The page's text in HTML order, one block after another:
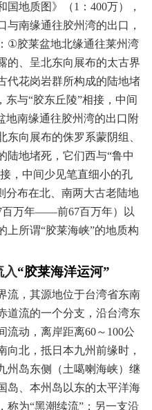
国地质图》（1 ： 400万），
与南缘通往胶州湾的出口，
①胶莱盆地北缘通往莱州湾
的、呈北东向展布的太古界
代花岗岩群所构成的陆地堵
东与“胶东丘陵”相接，中间
地南缘通往胶州湾的出口附
向展布的侏罗系蒙阴组、
陆地堵死，它们西与“鲁中
，中间少见笔直细小的孔
分布在北、南两大古老陆地
百万年——前67百万年）以
上所谓“胶莱海峡”的地质构
“胶莱海洋运河”
流，其源地位于台湾省东南
道流的一个分支，沿台湾东
流动，离岸距离60～ 100公
向北，抵日本九州前缘时，
州岛东侧（土噶喇海峡）继
岛、本州岛以东的太平洋海
称为“黑潮续流”；另一支沿